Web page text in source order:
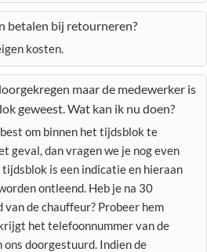
betalen bij retourneren?
kosten.
maar de medewerker is
geweest. Wat kan ik nu doen?
om binnen het tijdsblok te
geval, dan vragen we je nog even
is een indicatie en hieraan
ontleend. Heb je na 30
de chauffeur? Probeer hem
het telefoonnummer van de
doorgestuurd. Indien de